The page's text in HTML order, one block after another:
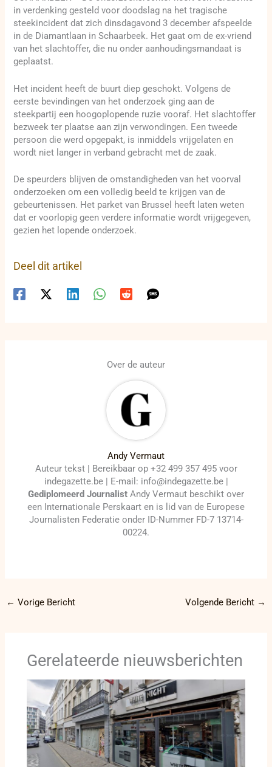
in verdenking gesteld voor doodslag na het tragische
steekincident dat zich dinsdagavond 3 december afspeelde
in de Diamantlaan in Schaarbeek. Het gaat om de ex-vriend
van het slachtoffer, die nu onder aanhoudingsmandaat is
geplaatst.
Het incident heeft de buurt diep geschokt. Volgens de
eerste bevindingen van het onderzoek ging aan de
steekpartij een hoogoplopende ruzie vooraf. Het slachtoffer
bezweek ter plaatse aan zijn verwondingen. Een tweede
persoon die werd opgepakt, is inmiddels vrijgelaten en
wordt niet langer in verband gebracht met de zaak.
De speurders blijven de omstandigheden van het voorval
onderzoeken om een volledig beeld te krijgen van de
gebeurtenissen. Het parket van Brussel heeft laten weten
dat er voorlopig geen verdere informatie wordt vrijgegeven,
gezien het lopende onderzoek.
Deel dit artikel
Over de auteur
Andy Vermaut
Auteur tekst | Bereikbaar op +32 499 357 495 voor
indegazette.be | E-mail: info@indegazette.be |
Gediplomeerd Journalist Andy Vermaut beschikt over
een Internationale Perskaart en is lid van de Europese
Journalisten Federatie onder ID-Nummer FD-7 13714-
00224.
← Vorige Bericht Volgende Bericht →
Gerelateerde nieuwsberichten